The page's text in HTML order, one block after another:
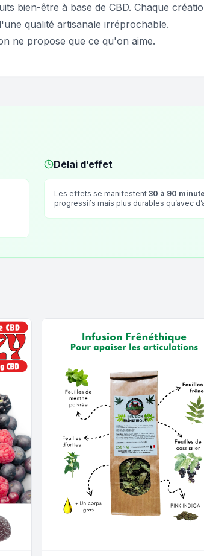
bien-être à base de CBD. Chaque
qualité artisanale irréprochable.
ne propose que ce qu'on aime.
Délai d’effet
Les effets se manifestent 30 à 90
progressifs mais plus durables qu’avec